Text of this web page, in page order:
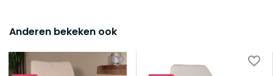
Anderen bekeken ook